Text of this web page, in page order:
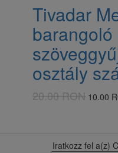
Tivadar
barangoló
osztály
20.00 RON 10.00
Iratkozz fel a(z)